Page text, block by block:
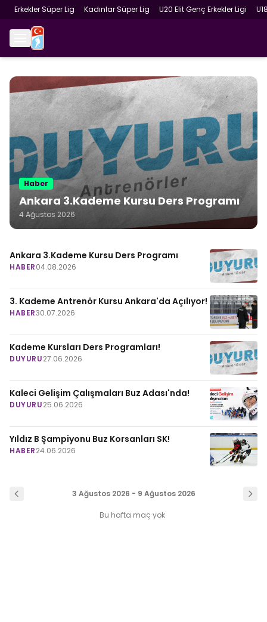
Erkekler Süper Lig Kadınlar Süper Lig U20 Elit Genç Erkekler Ligi
Haber
Ankara 3.Kademe Kursu Ders Programı
4 Ağustos 2026
Ankara 3.Kademe Kursu Ders Programı
HABER04.08.2026
3. Kademe Antrenör Kursu Ankara'da Açılıyor!
HABER30.07.2026
Kademe Kursları Ders Programları!
DUYURU27.06.2026
Kaleci Gelişim Çalışmaları Buz Adası'nda!
DUYURU25.06.2026
Yıldız B Şampiyonu Buz Korsanları SK!
HABER24.06.2026
3 Ağustos 2026 - 9 Ağustos 2026
Bu hafta maç yok